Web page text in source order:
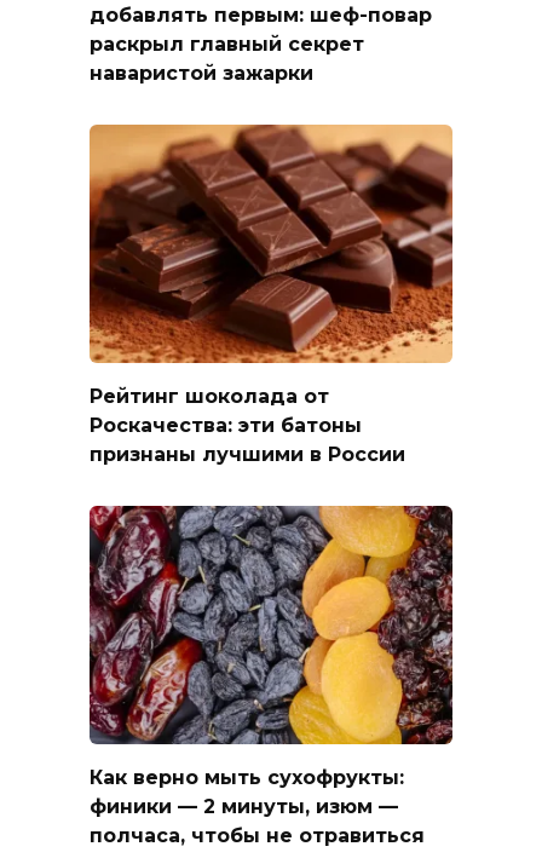
добавлять первым: шеф-повар
раскрыл главный секрет
наваристой зажарки
Рейтинг шоколада от
Роскачества: эти батоны
признаны лучшими в России
Как верно мыть сухофрукты:
финики — 2 минуты, изюм —
полчаса, чтобы не отравиться